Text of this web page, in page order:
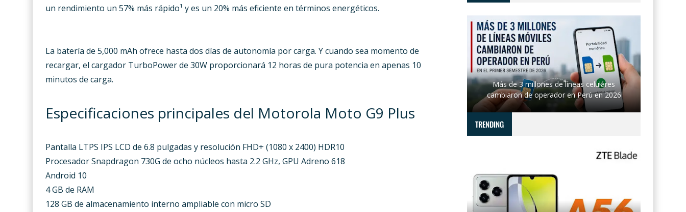
un rendimiento un 57% más rápido¹ y es un 20% más eficiente en términos energéticos.
La batería de 5,000 mAh ofrece hasta dos días de autonomía por carga. Y cuando sea momento de
recargar, el cargador TurboPower de 30W proporcionará 12 horas de pura potencia en apenas 10
minutos de carga.
Especificaciones principales del Motorola Moto G9 Plus
Pantalla LTPS IPS LCD de 6.8 pulgadas y resolución FHD+ (1080 x 2400) HDR10
Procesador Snapdragon 730G de ocho núcleos hasta 2.2 GHz, GPU Adreno 618
Android 10
4 GB de RAM
128 GB de almacenamiento interno ampliable con micro SD
Más de 3 millones de líneas celulares
cambiaron de operador en Perú en 2026
TRENDING